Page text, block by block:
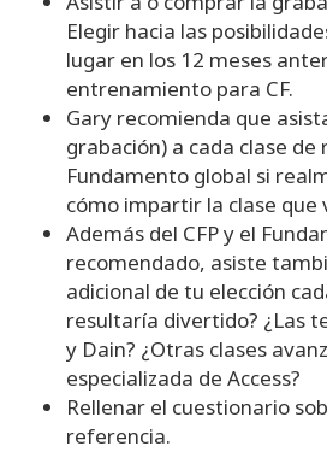
Elegir hacia las
lugar en los 12 meses
entrenamiento para CF.
Gary recomienda que
grabación) a cada clase
Fundamento global si
cómo impartir la clase que
Además del CFP y el
recomendado, asiste
adicional de tu elección
resultaría divertido? ¿Las
y Dain? ¿Otras clases
especializada de Access?
Rellenar el cuestionario
referencia.